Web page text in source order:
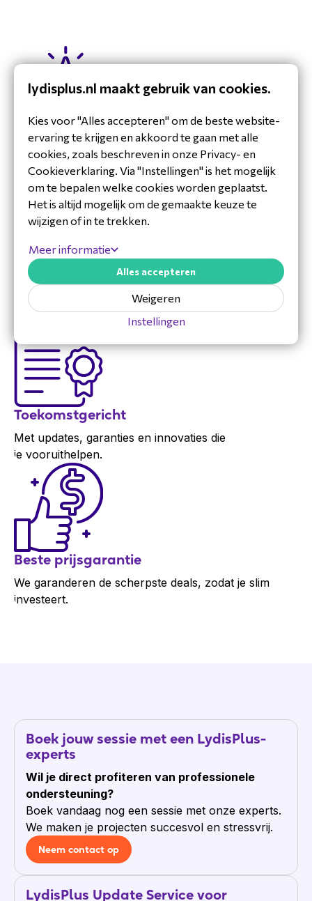
Alles geregeld
We helpen je met een passende totaaloplossing,
zodat jij je kunt focussen op wat echt telt.
Service-partner
We denken mee bij elke stap, van idee tot nazorg.
Toekomstgericht
Met updates, garanties en innovaties die
je vooruithelpen.
Beste prijsgarantie
We garanderen de scherpste deals, zodat je slim
investeert.
Boek jouw sessie met een LydisPlus-
experts
Wil je direct profiteren van professionele
ondersteuning?
Boek vandaag nog een sessie met onze experts.
We maken je projecten succesvol en stressvrij.
Neem contact op
LydisPlus Update Service voor
lydisplus.nl maakt gebruik van cookies.
Kies voor "Alles accepteren" om de beste website-
ervaring te krijgen en akkoord te gaan met alle
cookies, zoals beschreven in onze Privacy- en
Cookieverklaring. Via "Instellingen" is het mogelijk
om te bepalen welke cookies worden geplaatst.
Het is altijd mogelijk om de gemaakte keuze te
wijzigen of in te trekken.
Meer informatie
Instellingen
Weigeren
Alles accepteren